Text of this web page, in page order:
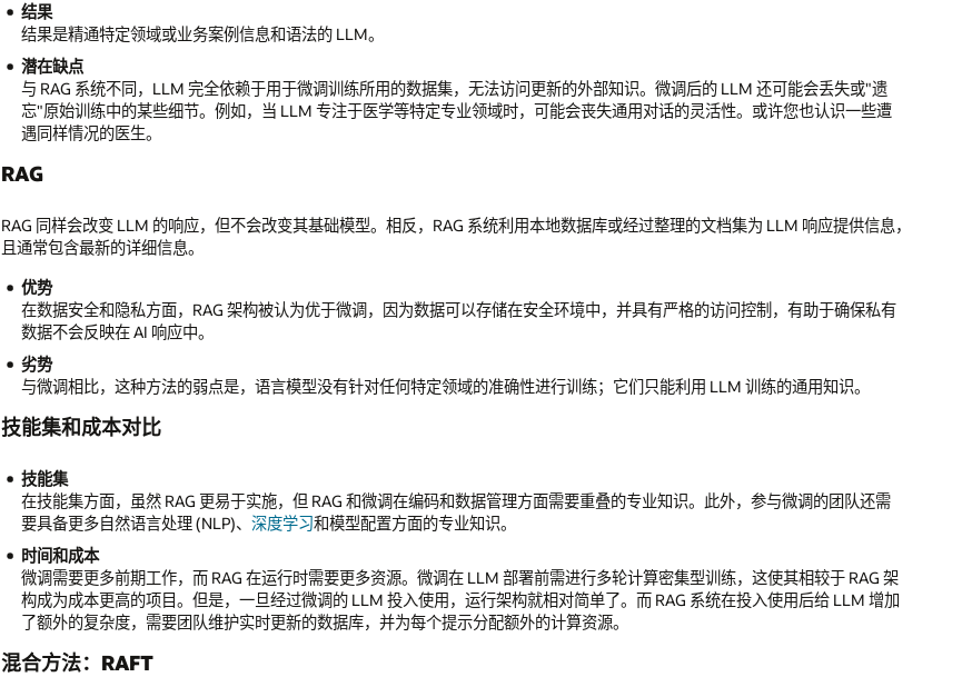
结果
结果是精通特定领域或业务案例信息和语法的 LLM。
潜在缺点
与 RAG 系统不同，LLM 完全依赖于用于微调训练所用的数据集，无法访问更新的外部知识。微调后的 LLM 还可能会丢失或"遗
忘"原始训练中的某些细节。例如，当 LLM 专注于医学等特定专业领域时，可能会丧失通用对话的灵活性。或许您也认识一些遭
遇同样情况的医生。
RAG
RAG 同样会改变 LLM 的响应，但不会改变其基础模型。相反，RAG 系统利用本地数据库或经过整理的文档集为 LLM 响应提供信息，
且通常包含最新的详细信息。
优势
在数据安全和隐私方面，RAG 架构被认为优于微调，因为数据可以存储在安全环境中，并具有严格的访问控制，有助于确保私有
数据不会反映在 AI 响应中。
劣势
与微调相比，这种方法的弱点是，语言模型没有针对任何特定领域的准确性进行训练；它们只能利用 LLM 训练的通用知识。
技能集和成本对比
技能集
在技能集方面，虽然 RAG 更易于实施，但 RAG 和微调在编码和数据管理方面需要重叠的专业知识。此外，参与微调的团队还需
要具备更多自然语言处理 (NLP)、深度学习和模型配置方面的专业知识。
时间和成本
微调需要更多前期工作，而 RAG 在运行时需要更多资源。微调在 LLM 部署前需进行多轮计算密集型训练，这使其相较于 RAG 架
构成为成本更高的项目。但是，一旦经过微调的 LLM 投入使用，运行架构就相对简单了。而 RAG 系统在投入使用后给 LLM 增加
了额外的复杂度，需要团队维护实时更新的数据库，并为每个提示分配额外的计算资源。
混合方法：RAFT